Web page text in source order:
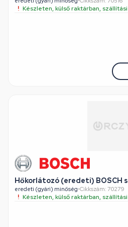
Készleten, külső raktárban,
Hőkorlátozó (eredeti) BOSCH
eredeti (gyári) minőség•Cikkszám: 70279
Készleten, külső raktárban,